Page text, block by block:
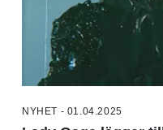
NYHET - 01.04.2025